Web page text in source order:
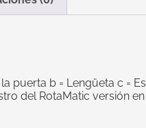
puerta b = Lengüeta c =
del RotaMatic versión